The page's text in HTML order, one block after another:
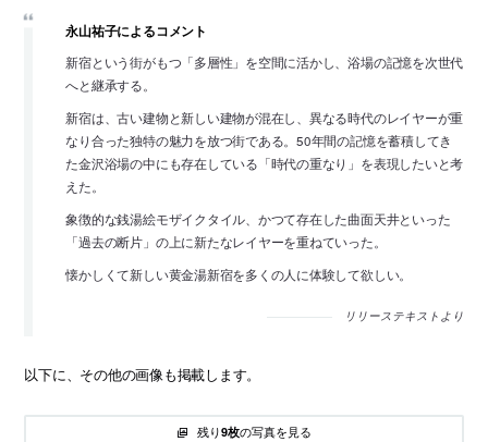
永山祐子によるコメント
新宿という街がもつ「多層性」を空間に活かし、浴場の記憶を次世代
へと継承する。
新宿は、古い建物と新しい建物が混在し、異なる時代のレイヤーが重
なり合った独特の魅力を放つ街である。50年間の記憶を蓄積してき
た金沢浴場の中にも存在している「時代の重なり」を表現したいと考
えた。
象徴的な銭湯絵モザイクタイル、かつて存在した曲面天井といった
「過去の断片」の上に新たなレイヤーを重ねていった。
懐かしくて新しい黄金湯新宿を多くの人に体験して欲しい。
リリーステキストより
以下に、その他の画像も掲載します。
残り9枚の写真を見る